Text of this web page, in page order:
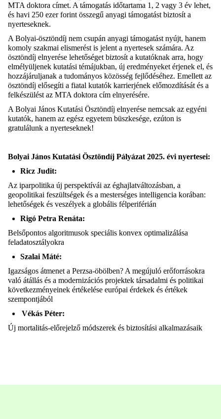
MTA doktora címet. A támogatás időtartama 1, 2 vagy 3 év lehet,
és havi 250 ezerforint összegű anyagi támogatást biztosít a
nyerteseknek.
A Bolyai-ösztöndíj nem csupán anyagi támogatást nyújt, hanem
komoly szakmai elismerést is jelent a nyertesek számára. Az
ösztöndíj elnyerése lehetőséget biztosít a kutatóknak arra, hogy
elmélyüljenek kutatási témájukban, új eredményeket érjenek el, és
hozzájáruljanak a tudományos közösség fejlődéséhez. Emellett az
ösztöndíj elősegíti a fiatal kutatók karrierjének előmozdítását és a
felkészülést az MTA doktora cím elnyerésére.
A Bolyai János Kutatási Ösztöndíj elnyerése nemcsak az egyéni
kutatók, hanem az egész egyetem büszkesége, ezúton is
gratulálunk a nyerteseknek!
Bolyai János Kutatási Ösztöndíj Pályázat 2025. évi nyertesei:
Ricz Judit:
Az iparpolitika új perspektívái az éghajlatváltozásban, a
geopolitikai feszültségek és a mesterséges intelligencia korában:
lehetőségek és veszélyek a globális félperiférián
Rigó Petra Renáta:
Belsőpontos algoritmusok speciális konvex optimalizálása
feladatosztályokra
Szalai Máté:
Igazságos átmenet a Perzsa-öbölben? A megújuló erőforrásokra
való átállás és a modernizációs projektek társadalmi és politikai
következményeinek értékelése európai érdekek és értékek
szempontjából
Vékás Péter:
Új mortalitás-előrejelző módszerek és biztosítási alkalmazásaik